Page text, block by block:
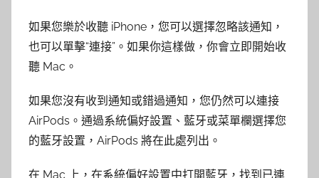
如果您樂於收聽 iPhone，您可以選擇忽略該通知，
也可以單擊“連接”。如果你這樣做，你會立即開始收
聽 Mac。
如果您沒有收到通知或錯過通知，您仍然可以連接
AirPods。通過系統偏好設置、藍牙或菜單欄選擇您
的藍牙設置，AirPods 將在此處列出。
在 Mac 上，在系統偏好設置中打開藍牙，找到已連